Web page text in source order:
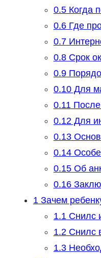
0.5Когда
0.6Где
0.7
0.8Срок
0.9
0.10Для
0.11После
0.12Для
0.13
0.14
0.15Об
0.16
1Зачем
1.1Снилс
1.2Снилс
1.3